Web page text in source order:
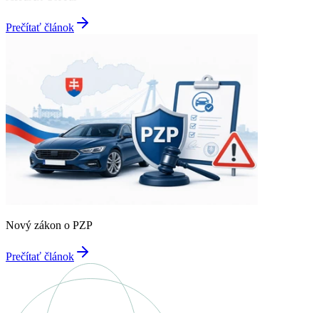
Prečítať článok
Nový zákon o PZP
Prečítať článok